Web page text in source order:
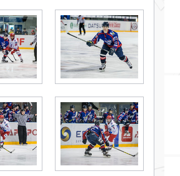
Серебряный
Новомосковск
Рыси
Молот
Cнайперы
Снежные Барсы